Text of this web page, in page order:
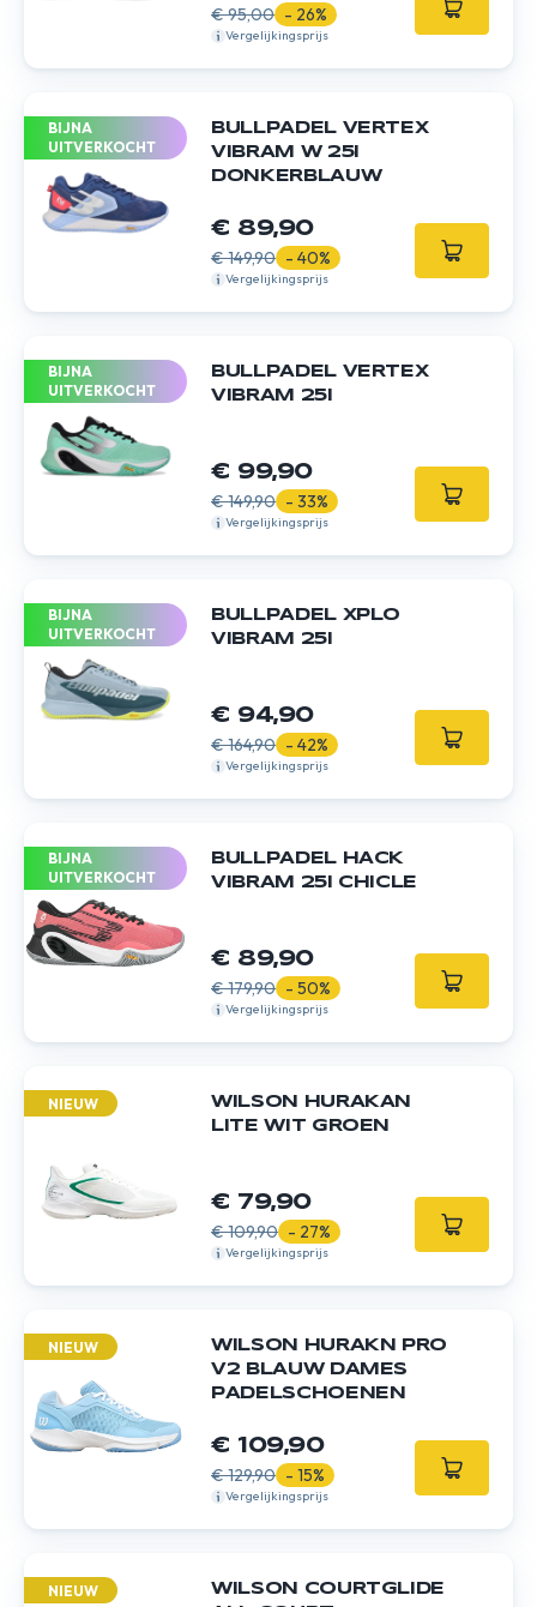
€ 95,00 - 26%
Vergelijkingsprijs
BIJNA
UITVERKOCHT
BULLPADEL VERTEX
VIBRAM W 25I
DONKERBLAUW
€ 89,90
€ 149,90 - 40%
Vergelijkingsprijs
BIJNA
UITVERKOCHT
BULLPADEL VERTEX
VIBRAM 25I
€ 99,90
€ 149,90 - 33%
Vergelijkingsprijs
BIJNA
UITVERKOCHT
BULLPADEL XPLO
VIBRAM 25I
€ 94,90
€ 164,90 - 42%
Vergelijkingsprijs
BIJNA
UITVERKOCHT
BULLPADEL HACK
VIBRAM 25I CHICLE
€ 89,90
€ 179,90 - 50%
Vergelijkingsprijs
NIEUW
WILSON HURAKAN
LITE WIT GROEN
€ 79,90
€ 109,90 - 27%
Vergelijkingsprijs
NIEUW
WILSON HURAKN PRO
V2 BLAUW DAMES
PADELSCHOENEN
€ 109,90
€ 129,90 - 15%
Vergelijkingsprijs
NIEUW
WILSON COURTGLIDE